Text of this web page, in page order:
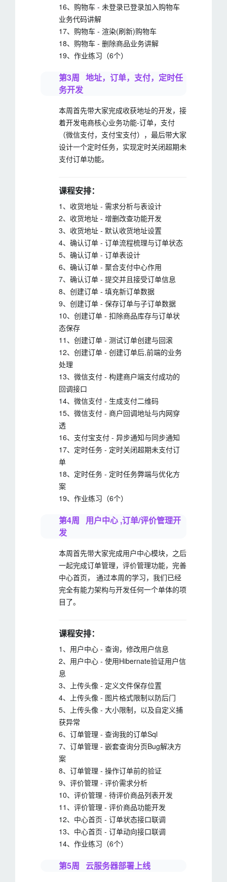
16、购物车 - 未登录已登录加入购物车
业务代码讲解
17、购物车 - 渲染(刷新)购物车
18、购物车 - 删除商品业务讲解
19、作业练习（6个）
第3周 地址，订单，支付，定时任
务开发
本周首先带大家完成收获地址的开发，接
着开发电商核心业务功能-订单，支付
（微信支付，支付宝支付），最后带大家
设计一个定时任务，实现定时关闭超期未
支付订单功能。
课程安排：
1、收货地址 - 需求分析与表设计
2、收货地址 - 增删改查功能开发
3、收货地址 - 默认收货地址设置
4、确认订单 - 订单流程梳理与订单状态
5、确认订单 - 订单表设计
6、确认订单 - 聚合支付中心作用
7、确认订单 - 提交并且接受订单信息
8、创建订单 - 填充新订单数据
9、创建订单 - 保存订单与子订单数据
10、创建订单 - 扣除商品库存与订单状
态保存
11、创建订单 - 测试订单创建与回滚
12、创建订单 - 创建订单后,前端的业务
处理
13、微信支付 - 构建商户端支付成功的
回调接口
14、微信支付 - 生成支付二维码
15、微信支付 - 商户回调地址与内网穿
透
16、支付宝支付 - 异步通知与同步通知
17、定时任务 - 定时关闭超期未支付订
单
18、定时任务 - 定时任务弊端与优化方
案
19、作业练习（6个）
第4周 用户中心 ,订单/评价管理开
发
本周首先带大家完成用户中心模块，之后
一起完成订单管理，评价管理功能，完善
中心首页， 通过本周的学习，我们已经
完全有能力架构与开发任何一个单体的项
目了。
课程安排：
1、用户中心 - 查询，修改用户信息
2、用户中心 - 使用Hibernate验证用户信
息
3、上传头像 - 定义文件保存位置
4、上传头像 - 图片格式限制以防后门
5、上传头像 - 大小限制，以及自定义捕
获异常
6、订单管理 - 查询我的订单Sql
7、订单管理 - 嵌套查询分页Bug解决方
案
8、订单管理 - 操作订单前的验证
9、评价管理 - 评价需求分析
10、评价管理 - 待评价商品列表开发
11、评价管理 - 评价商品功能开发
12、中心首页 - 订单状态接口联调
13、中心首页 - 订单动向接口联调
14、作业练习（6个）
第5周 云服务器部署上线